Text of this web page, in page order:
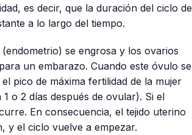
es decir, que la duración del ciclo de
a lo largo del tiempo.
se engrosa y los ovarios
un embarazo. Cuando este óvulo se
pico de máxima fertilidad de la mujer
o 2 días después de ovular). Si el
En consecuencia, el tejido uterino
y el ciclo vuelve a empezar.